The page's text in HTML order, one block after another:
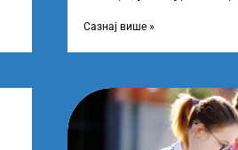
Сазнај више »